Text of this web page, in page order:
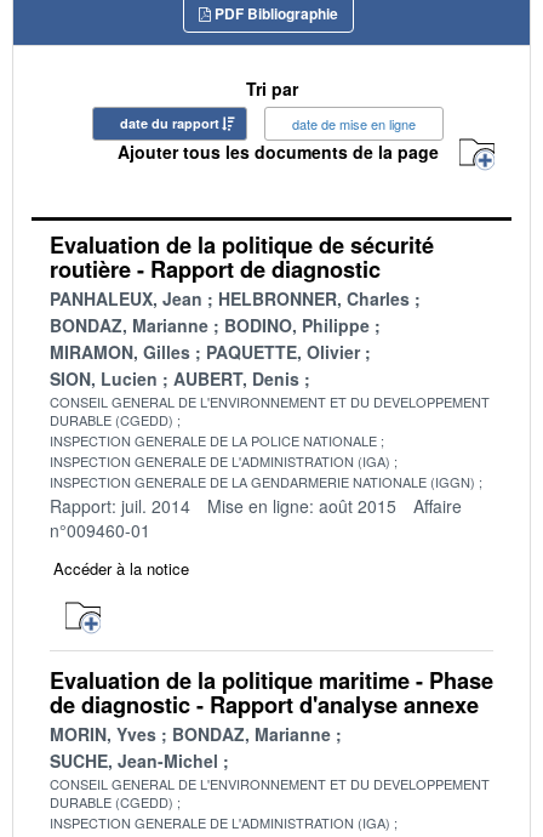
PDF Bibliographie
Tri par
date du rapport date de mise en ligne
Ajouter tous les documents de la page
Evaluation de la politique de sécurité
routière - Rapport de diagnostic
PANHALEUX, Jean
HELBRONNER, Charles
BONDAZ, Marianne
BODINO, Philippe
MIRAMON, Gilles
PAQUETTE, Olivier
SION, Lucien
AUBERT, Denis
CONSEIL GENERAL DE L'ENVIRONNEMENT ET DU DEVELOPPEMENT
DURABLE (CGEDD)
INSPECTION GENERALE DE LA POLICE NATIONALE
INSPECTION GENERALE DE L'ADMINISTRATION (IGA)
INSPECTION GENERALE DE LA GENDARMERIE NATIONALE (IGGN)
Rapport: juil. 2014 Mise en ligne: août 2015
Affaire
n°009460-01
Accéder à la notice
Evaluation de la politique maritime - Phase
de diagnostic - Rapport d'analyse annexe
MORIN, Yves
BONDAZ, Marianne
SUCHE, Jean-Michel
CONSEIL GENERAL DE L'ENVIRONNEMENT ET DU DEVELOPPEMENT
DURABLE (CGEDD)
INSPECTION GENERALE DE L'ADMINISTRATION (IGA)